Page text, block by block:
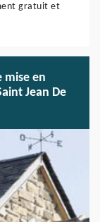
gratuit et
mise en
Jean De